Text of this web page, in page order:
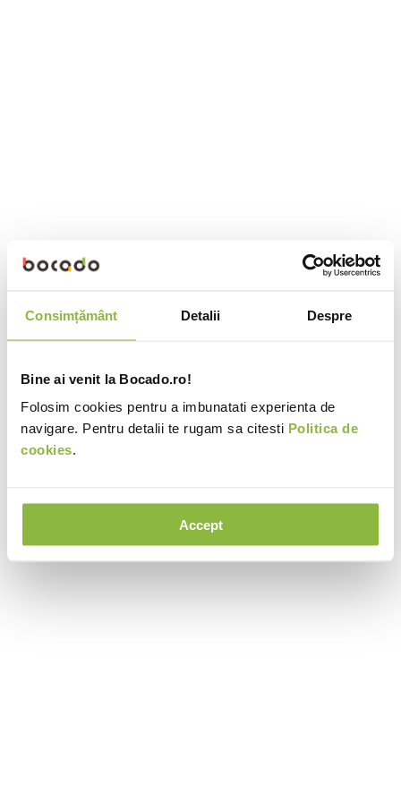
Consimțământ Detalii Despre
Bine ai venit la Bocado.ro!
Folosim cookies pentru a imbunatati experienta de
navigare. Pentru detalii te rugam sa citesti Politica de
cookies.
Accept